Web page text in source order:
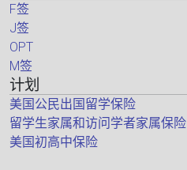
F签
J签
OPT
M签
计划
美国公民出国留学保险
留学生家属和访问学者家属保险
美国初高中保险